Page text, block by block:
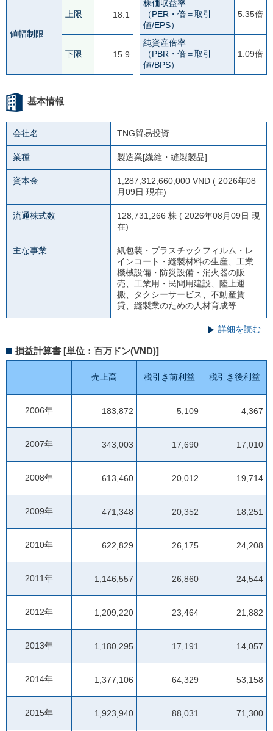
値幅制限
上限 18.1
下限 15.9
株価収益率
（PER・倍＝取引
値/EPS）
5.35倍
純資産倍率
（PBR・倍＝取引
値/BPS）
1.09倍
基本情報
会社名 TNG貿易投資
業種 製造業[繊維・縫製製品]
資本金
1,287,312,660,000 VND ( 2026年08
月09日 現在)
流通株式数
128,731,266 株 ( 2026年08月09日 現
在)
主な事業
紙包装・プラスチックフィルム・レ
インコート・縫製材料の生産、工業
機械設備・防災設備・消火器の販
売、工業用・民間用建設、陸上運
搬、タクシーサービス、不動産賃
貸、縫製業のための人材育成等
詳細を読む
損益計算書 [単位：百万ドン(VND)]
売上高 税引き前利益 税引き後利益
2006年 183,872 5,109 4,367
2007年 343,003 17,690 17,010
2008年 613,460 20,012 19,714
2009年 471,348 20,352 18,251
2010年 622,829 26,175 24,208
2011年 1,146,557 26,860 24,544
2012年 1,209,220 23,464 21,882
2013年 1,180,295 17,191 14,057
2014年 1,377,106 64,329 53,158
2015年 1,923,940 88,031 71,300